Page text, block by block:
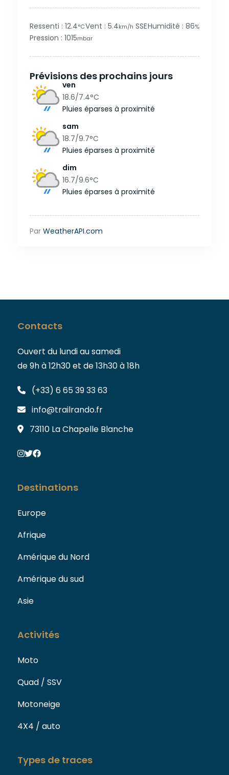
Ressenti : 12.4°CVent : 5.4km/h SSEHumidité : 86%
Pression : 1015mbar
Prévisions des prochains jours
ven
18.6/7.4°C
Pluies éparses à proximité
sam
18.7/9.7°C
Pluies éparses à proximité
dim
16.7/9.6°C
Pluies éparses à proximité
Par WeatherAPI.com
Contacts
Ouvert du lundi au samedi
de 9h à 12h30 et de 13h30 à 18h
(+33) 6 65 39 33 63
info@trailrando.fr
73110 La Chapelle Blanche
Destinations
Europe
Afrique
Amérique du Nord
Amérique du sud
Asie
Activités
Moto
Quad / SSV
Motoneige
4X4 / auto
Types de traces